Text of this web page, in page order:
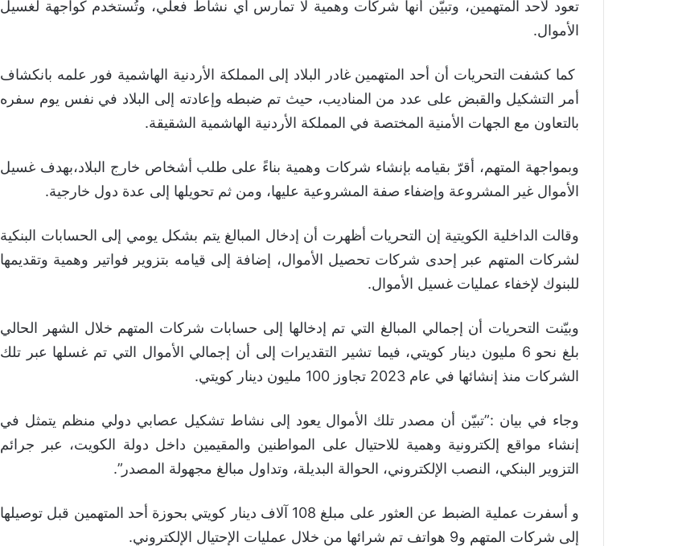
تعود لأحد المتهمين، وتبيّن أنها شركات وهمية لا تمارس أي نشاط فعلي، وتُستخدم كواجهة لغسيل
الأموال.
كما كشفت التحريات أن أحد المتهمين غادر البلاد إلى المملكة الأردنية الهاشمية فور علمه بانكشاف
أمر التشكيل والقبض على عدد من المناديب، حيث تم ضبطه وإعادته إلى البلاد في نفس يوم سفره
بالتعاون مع الجهات الأمنية المختصة في المملكة الأردنية الهاشمية الشقيقة.
‏وبمواجهة المتهم، أقرّ بقيامه بإنشاء شركات وهمية بناءً على طلب أشخاص خارج البلاد،بهدف غسيل
الأموال غير المشروعة وإضفاء صفة المشروعية عليها، ومن ثم تحويلها إلى عدة دول خارجية.
وقالت الداخلية الكويتية إن التحريات أظهرت أن إدخال المبالغ يتم بشكل يومي إلى الحسابات البنكية
لشركات المتهم عبر إحدى شركات تحصيل الأموال، إضافة إلى قيامه بتزوير فواتير وهمية وتقديمها
للبنوك لإخفاء عمليات غسيل الأموال.
‏وبيّنت التحريات أن إجمالي المبالغ التي تم إدخالها إلى حسابات شركات المتهم خلال الشهر الحالي
بلغ نحو 6 مليون دينار كويتي، فيما تشير التقديرات إلى أن إجمالي الأموال التي تم غسلها عبر تلك
الشركات منذ إنشائها في عام 2023 تجاوز 100 مليون دينار كويتي.
وجاء في بيان :”‏تبيّن أن مصدر تلك الأموال يعود إلى نشاط تشكيل عصابي دولي منظم يتمثل في
إنشاء مواقع إلكترونية وهمية للاحتيال على المواطنين والمقيمين داخل دولة الكويت، عبر جرائم
التزوير البنكي، النصب الإلكتروني، الحوالة البديلة، وتداول مبالغ مجهولة المصدر”.
‏و أسفرت عملية الضبط عن العثور على مبلغ 108 آلاف دينار كويتي بحوزة أحد المتهمين قبل توصيلها
إلى شركات المتهم و9 هواتف تم شرائها من خلال عمليات الإحتيال الإلكتروني.